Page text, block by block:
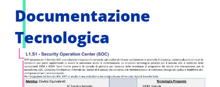
Documentazione
Tecnologica